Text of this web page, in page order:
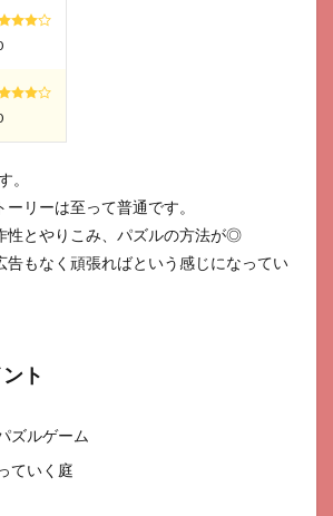
。
リーは至って普通です。
性とやりこみ、パズルの方法が◎
告もなく頑張ればという感じになってい
ト
ズルゲーム
ていく庭